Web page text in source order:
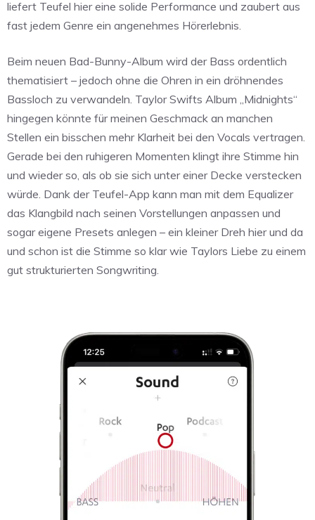
liefert Teufel hier eine solide Performance und zaubert aus
fast jedem Genre ein angenehmes Hörerlebnis.
Beim neuen Bad-Bunny-Album wird der Bass ordentlich
thematisiert – jedoch ohne die Ohren in ein dröhnendes
Bassloch zu verwandeln. Taylor Swifts Album „Midnights“
hingegen könnte für meinen Geschmack an manchen
Stellen ein bisschen mehr Klarheit bei den Vocals vertragen.
Gerade bei den ruhigeren Momenten klingt ihre Stimme hin
und wieder so, als ob sie sich unter einer Decke verstecken
würde. Dank der Teufel-App kann man mit dem Equalizer
das Klangbild nach seinen Vorstellungen anpassen und
sogar eigene Presets anlegen – ein kleiner Dreh hier und da
und schon ist die Stimme so klar wie Taylors Liebe zu einem
gut strukturierten Songwriting.